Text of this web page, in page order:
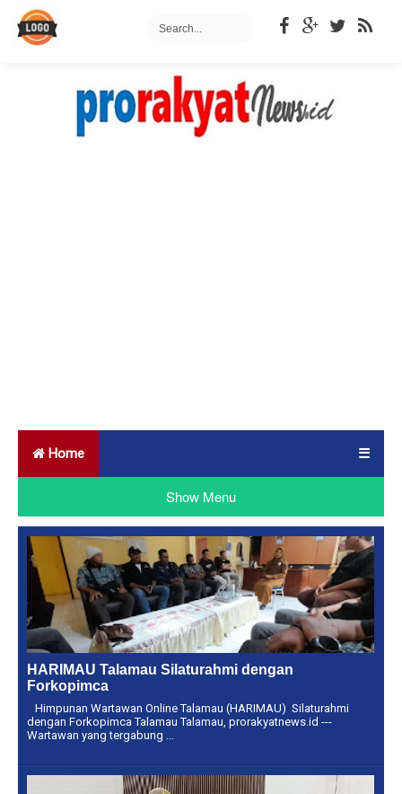
Home ☰
Show Menu
HARIMAU Talamau Silaturahmi dengan
Forkopimca
Himpunan Wartawan Online Talamau (HARIMAU) Silaturahmi
dengan Forkopimca Talamau Talamau, prorakyatnews.id ---
Wartawan yang tergabung ...